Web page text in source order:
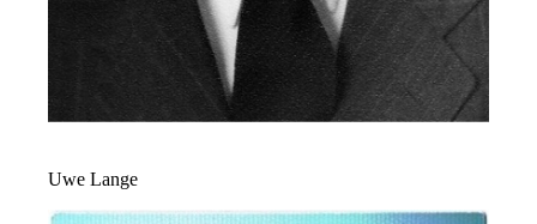
Uwe Lange